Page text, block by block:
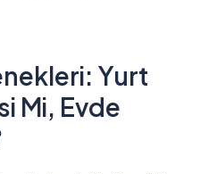
Yurt
Mi, Evde